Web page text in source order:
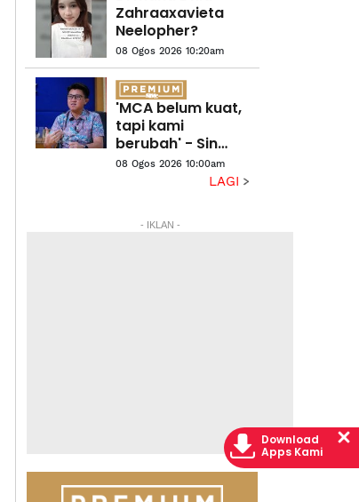
Zahraaxavieta
Neelopher?
08 Ogos 2026 10:20am
'MCA belum kuat,
tapi kami
berubah' - Sin
Woon
08 Ogos 2026 10:00am
LAGI
- IKLAN -
Download
Apps Kami